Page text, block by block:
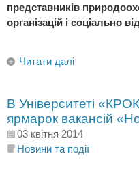
представників
організацій і соціально
Читати далі
В Університеті
ярмарок вакансій
03 квітня 2014
Новини та події